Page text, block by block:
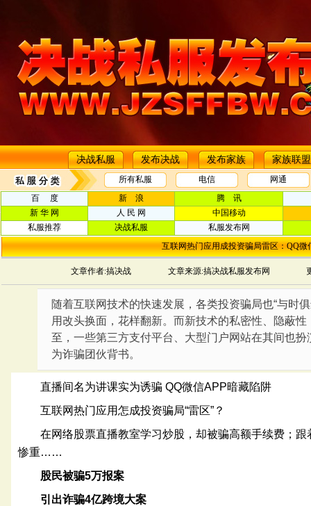
决战私服 发布决战 发布家族 家族联盟
所有私服 电信
网通
百 度
新 浪
腾 讯
新 华 网
人 民 网
中国移动
私服推荐
决战私服
私服发布网
互联网热门应用成投资骗局雷区：QQ微
文章作者:搞决战 文章来源:搞决战私服发布网
随着互联网技术的快速发展，各类投资骗局也“与时
用改头换面，花样翻新。而新技术的私密性、隐蔽
至，一些第三方支付平台、大型门户网站在其间也
为诈骗团伙背书。
直播间名为讲课实为诱骗 QQ微信APP暗藏陷阱
互联网热门应用怎成投资骗局“雷区”？
在网络股票直播教室学习炒股，却被骗高额手续费；跟
惨重……
股民被骗5万报案
引出诈骗4亿跨境大案